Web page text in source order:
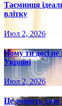
Таємниця
влітку
Июл 2, 2026
Чому ти досі не
Україні
Июл 2, 2026
Це змінить